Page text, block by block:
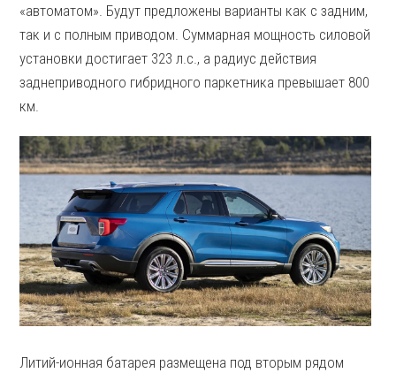
«автоматом». Будут предложены варианты как с задним,
так и с полным приводом. Суммарная мощность силовой
установки достигает 323 л.с., а радиус действия
заднеприводного гибридного паркетника превышает 800
км.
Литий-ионная батарея размещена под вторым рядом